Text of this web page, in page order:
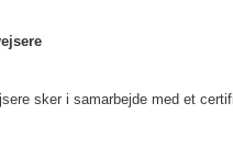
sker i samarbejde med et